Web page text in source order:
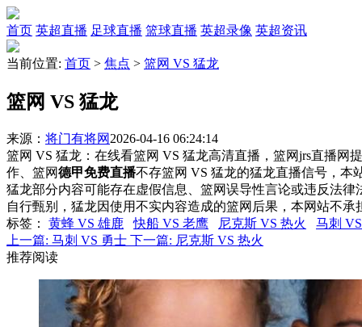
首页 英超直播 足球直播 篮球直播 英超录像 英超资讯
当前位置: 首页 > 焦点 > 篮网 VS 猛龙
篮网 VS 猛龙
来源： 将门有将网 2026-04-16 06:24:14
篮网 VS 猛龙：在线看篮网 VS 猛龙高清直播，篮网jrs直播网
作、篮网德甲免费直播不存篮网 VS 猛龙的猛龙直播信号，本
猛龙部分内容可能存在虚假信息、篮网误导性言论或违反法律
自行甄别，猛龙因使用不实内容造成的篮网后果，本网站不承
标签 ： 黄蜂 VS 雄鹿 快船 VS 老鹰 尼克斯 VS 热火
马刺
上一篇: 马刺 VS 勇士 下一篇: 尼克斯 VS 热火
推荐阅读